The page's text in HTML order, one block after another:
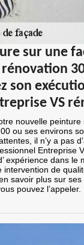
sur une
son
VS
nouvelle
ou ses environs
il n’y a pas
Entreprise
expérience dans le
intervention de
savoir plus sur
pouvez l’appeler.